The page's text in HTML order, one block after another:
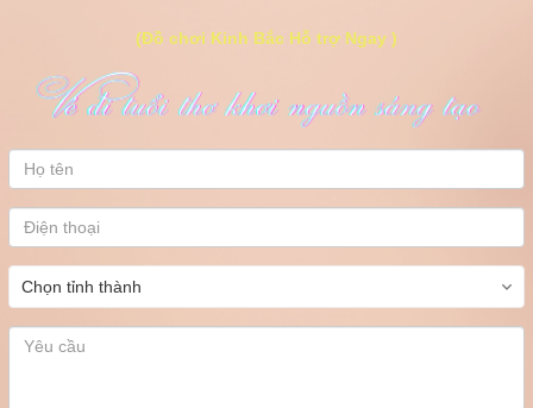
(Đồ chơi Kinh Bắc Hỗ trợ Ngay )